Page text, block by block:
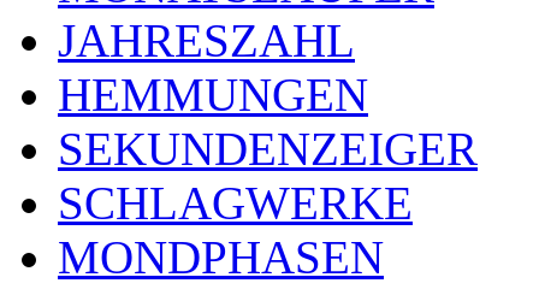
JAHRESZAHL
HEMMUNGEN
SEKUNDENZEIGER
SCHLAGWERKE
MONDPHASEN